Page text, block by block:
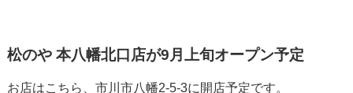
松のや 本八幡北口店が9月上旬オープン予定
お店はこちら、市川市八幡2-5-3に開店予定です。